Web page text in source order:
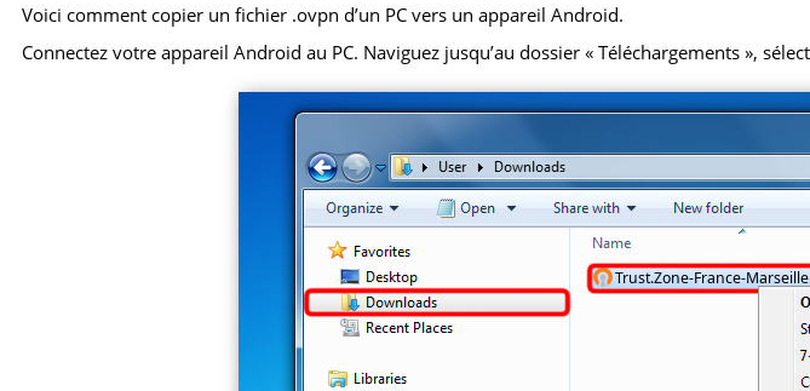
Voici comment copier un fichier .ovpn d’un PC vers un appareil Android.
Connectez votre appareil Android au PC. Naviguez jusqu’au dossier « Téléchargements »,
Trust.Zone-France-